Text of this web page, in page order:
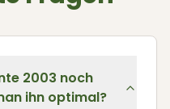
2003 noch
ihn optimal?